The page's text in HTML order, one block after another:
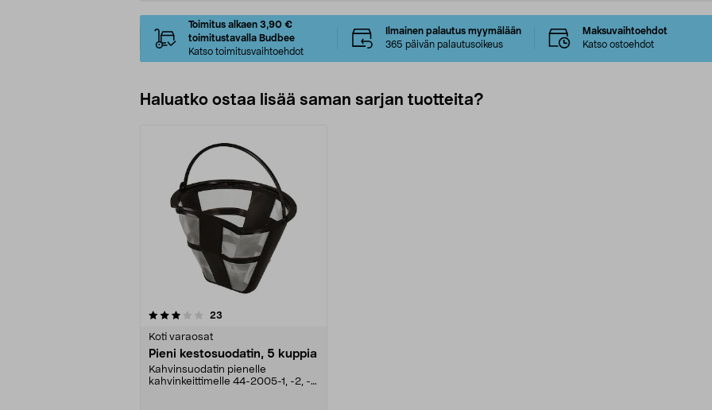
Toimitus alkaen 3,90 €
toimitustavalla Budbee
Katso toimitusvaihtoehdot
Ilmainen palautus myymälään
365 päivän palautusoikeus
Maksuvaihtoehdot
Katso ostoehdot
Haluatko ostaa lisää saman sarjan tuotteita?
23
Koti varaosat
Pieni kestosuodatin, 5 kuppia
Kahvinsuodatin pienelle
kahvinkeittimelle 44-2005-1, -2, -3